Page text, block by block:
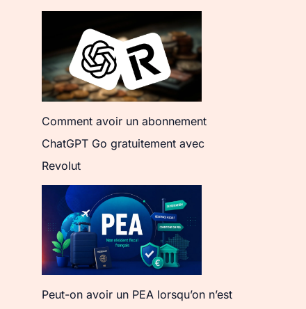
Comment avoir un abonnement
ChatGPT Go gratuitement avec
Revolut
Peut-on avoir un PEA lorsqu’on n’est